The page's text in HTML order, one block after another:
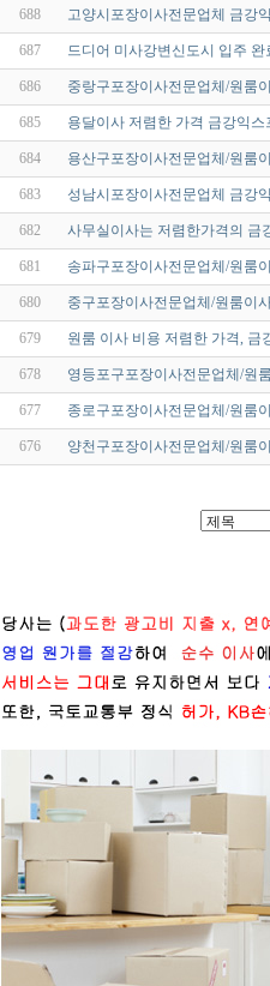
688 고양시포장이사전문업체 금강
687 드디어 미사강변신도시 입주
686 중랑구포장이사전문업체/원룸
685 용달이사 저렴한 가격 금강익스
684 용산구포장이사전문업체/원룸
683 성남시포장이사전문업체 금강
682 사무실이사는 저렴한가격의 금
681 송파구포장이사전문업체/원룸
680 중구포장이사전문업체/원룸이
679 원룸 이사 비용 저렴한 가격, 금
678 영등포구포장이사전문업체/원
677 종로구포장이사전문업체/원룸
676 양천구포장이사전문업체/원룸